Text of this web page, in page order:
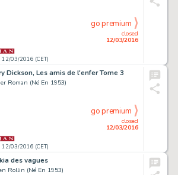
12/03/2016 (CET)
closed
12/03/2016
go premium
Dickson, Les amis de l'enfer Tome 3
Roman (Né En 1953)
12/03/2016 (CET)
closed
12/03/2016
go premium
des vagues
Rollin (Né En 1953)